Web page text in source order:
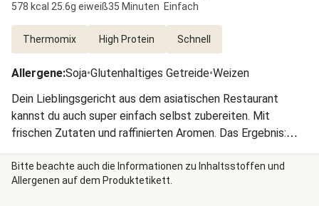
578 kcal 25.6g eiweiß35 Minuten Einfach
Thermomix High Protein Schnell
Allergene:Soja•Glutenhaltiges Getreide•Weizen
Dein Lieblingsgericht aus dem asiatischen Restaurant
kannst du auch super einfach selbst zubereiten. Mit
frischen Zutaten und raffinierten Aromen. Das Ergebnis:
herzhaft, knackig, fruchtig.
Bitte beachte auch die Informationen zu Inhaltsstoffen und
Allergenen auf dem Produktetikett.